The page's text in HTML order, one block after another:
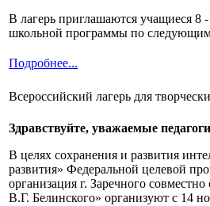
В лагерь приглашаются учащиеся 8
школьной программы по следующим
Подробнее...
Всероссийский лагерь для
Здравствуйте, уважаемые
В целях сохранения и развития
развития» Федеральной целевой
организация г. Заречного
В.Г. Белинского» организуют с 14